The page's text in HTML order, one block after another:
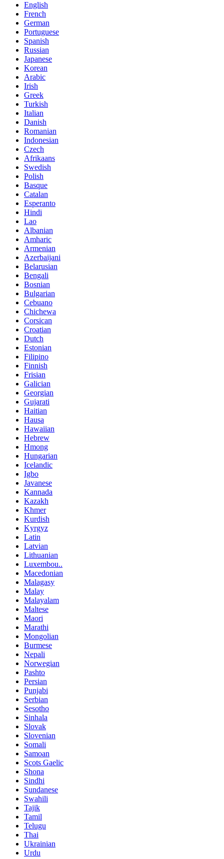
English
French
German
Portuguese
Spanish
Russian
Japanese
Korean
Arabic
Irish
Greek
Turkish
Italian
Danish
Romanian
Indonesian
Czech
Afrikaans
Swedish
Polish
Basque
Catalan
Esperanto
Hindi
Lao
Albanian
Amharic
Armenian
Azerbaijani
Belarusian
Bengali
Bosnian
Bulgarian
Cebuano
Chichewa
Corsican
Croatian
Dutch
Estonian
Filipino
Finnish
Frisian
Galician
Georgian
Gujarati
Haitian
Hausa
Hawaiian
Hebrew
Hmong
Hungarian
Icelandic
Igbo
Javanese
Kannada
Kazakh
Khmer
Kurdish
Kyrgyz
Latin
Latvian
Lithuanian
Luxembou..
Macedonian
Malagasy
Malay
Malayalam
Maltese
Maori
Marathi
Mongolian
Burmese
Nepali
Norwegian
Pashto
Persian
Punjabi
Serbian
Sesotho
Sinhala
Slovak
Slovenian
Somali
Samoan
Scots Gaelic
Shona
Sindhi
Sundanese
Swahili
Tajik
Tamil
Telugu
Thai
Ukrainian
Urdu